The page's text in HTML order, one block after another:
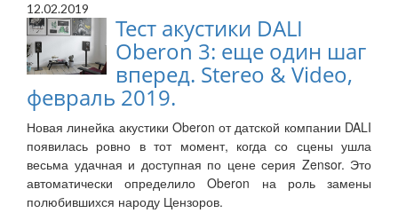
12.02.2019
Тест акустики DALI
Oberon 3: еще один шаг
вперед. Stereo & Video,
февраль 2019.
Новая линейка акустики Oberon от датской компании DALI
появилась ровно в тот момент, когда со сцены ушла
весьма удачная и доступная по цене серия Zensor. Это
автоматически определило Oberon на роль замены
полюбившихся народу Цензоров.